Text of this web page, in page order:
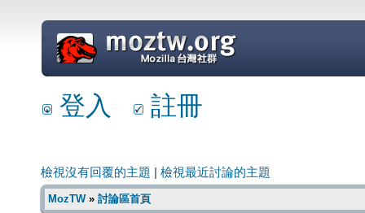
=
登入 註冊
檢視沒有回覆的主題 檢視最近討論的主題
MozTW» 討論區首頁